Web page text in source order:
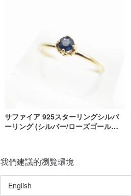
サファイア 925スターリングシルバ
ーリング (シルバー/ローズゴール
我們建議的瀏覽環境